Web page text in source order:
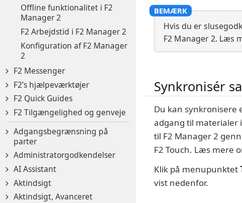
Offline funktionalitet i F2
Manager 2
F2 Arbejdstid i F2 Manager 2
Konfiguration af F2 Manager
2
F2 Messenger
F2’s hjælpeværktøjer
F2 Quick Guides
F2 Tilgængelighed og genveje
Adgangsbegrænsning på
parter
Administratorgodkendelser
AI Assistant
Aktindsigt
Aktindsigt, Avanceret
Hvis du er
F2 Manager 2. Læs
Synkronisér
Du kan synkronisere
adgang til materialer
til F2 Manager 2
F2 Touch. Læs mere
Klik på menupunktet
vist nedenfor.